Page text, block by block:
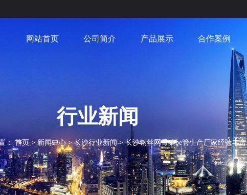
网站首页 公司简介 产品展示 合作案例
行业新闻
： 首页>新闻中心>长沙行业新闻>长沙钢丝网骨架pe管生产厂家经验丰富